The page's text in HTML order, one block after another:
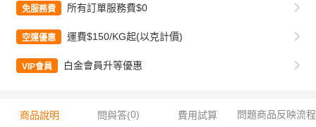
免服務費 所有訂單服務費$0
空運優惠 運費$150/KG起(以克計價)
VIP會員 白金會員升等優惠
商品說明 問與答(0) 費用試算 問題商品反映流程